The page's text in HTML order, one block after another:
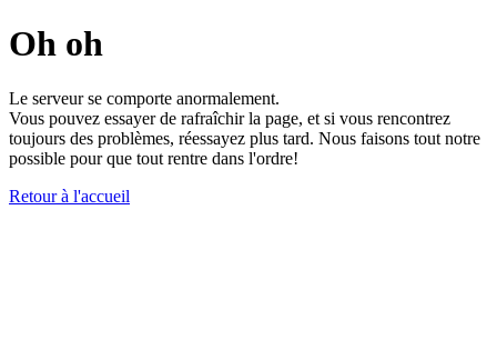
Oh oh
Le serveur se comporte anormalement.
Vous pouvez essayer de rafraîchir la page, et si vous rencontrez
toujours des problèmes, réessayez plus tard. Nous faisons tout notre
possible pour que tout rentre dans l'ordre!
Retour à l'accueil